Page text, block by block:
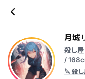
月城
殺し屋
/
🔪 殺